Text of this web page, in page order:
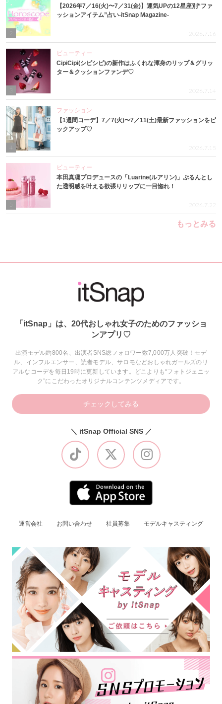
【2026年7／16(火)〜7／31(金)】運気UPの12星座別“ファ
ッションアイテム”占い-itSnap Magazine-
2026.7.16
3
ビューティー
CipiCipi(シピシピ)の新作はふくれな渾身のリップ＆グリッ
ター＆クッションファンデ♡
2026.7.14
4
ファッション
【1週間コーデ】7／7(火)〜7／11(土)最新ファッションをピ
ックアップ♡
2026.7.15
ビューティー
本田真凜プロデュースの「Luarine(ルアリン)」ぷるんとし
た透明感を叶える欲張りリップに一目惚れ！
2026.7.22
もっとみる
「itSnap」は、20代おしゃれ女子のためのファッショ
ンアプリ♡
出演モデル約800名、出演者SNS総フォロワー数7,000万人突破！モデ
ル、インフルエンサー、読者モデル、サロモなどおしゃれガールズのリ
アルなコーデを毎日19時に更新しています。どこよりも“フォトジェニッ
ク”にこだわったオリジナルコンテンツメディアです。
チェックしてみる
＼ itSnap Official SNS ／
運営会社 お問い合わせ 社員募集 モデルキャスティング